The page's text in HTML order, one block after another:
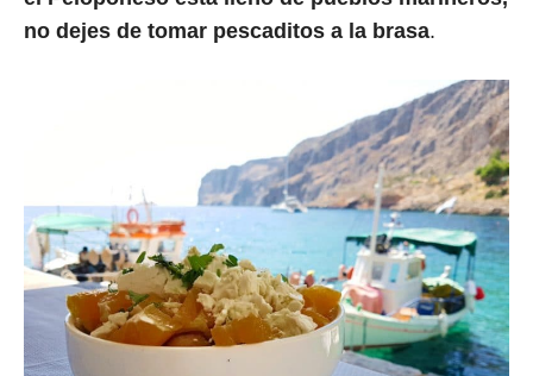
no dejes de tomar pescaditos a la brasa.